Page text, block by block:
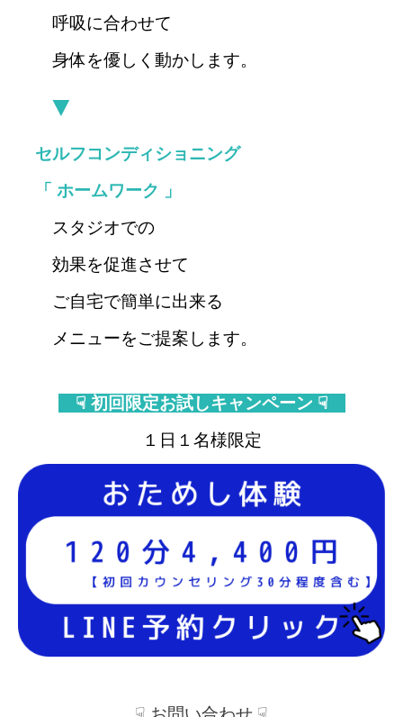
呼吸に合わせて
身体を優しく動かし ます。
▼
セルフコンディショニング
「 ホームワーク 」
スタジオでの
効果を促進させて
ご自宅で簡単に出来る
メニューをご提案 し ます。
☟ 初回限定お試しキャンペーン ☟
１日１名様限定